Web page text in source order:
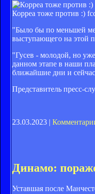
Корреа тоже против :)
"Было бы по меньшей
выступающего на этой
"Гусев - молодой, но
данном этапе в наши
ближайшие дни и
Представитель пресс-
23.03.2023 |
Динамо:
Уставшая после